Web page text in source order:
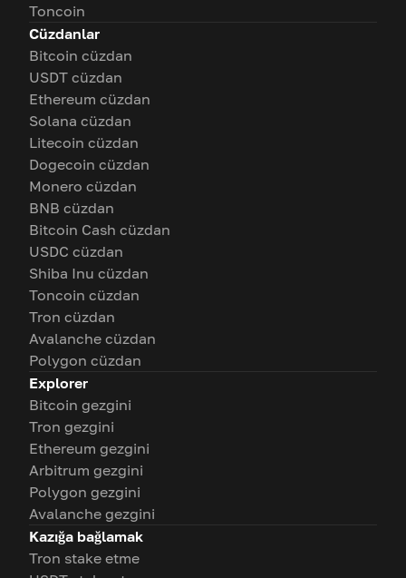
Toncoin
Cüzdanlar
Bitcoin cüzdan
USDT cüzdan
Ethereum cüzdan
Solana cüzdan
Litecoin cüzdan
Dogecoin cüzdan
Monero cüzdan
BNB cüzdan
Bitcoin Cash cüzdan
USDC cüzdan
Shiba Inu cüzdan
Toncoin cüzdan
Tron cüzdan
Avalanche cüzdan
Polygon cüzdan
Explorer
Bitcoin gezgini
Tron gezgini
Ethereum gezgini
Arbitrum gezgini
Polygon gezgini
Avalanche gezgini
Kazığa bağlamak
Tron stake etme